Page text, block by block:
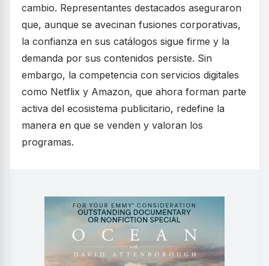
cambio. Representantes destacados aseguraron
que, aunque se avecinan fusiones corporativas,
la confianza en sus catálogos sigue firme y la
demanda por sus contenidos persiste. Sin
embargo, la competencia con servicios digitales
como Netflix y Amazon, que ahora forman parte
activa del ecosistema publicitario, redefine la
manera en que se venden y valoran los
programas.